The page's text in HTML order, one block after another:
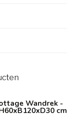
Wandrek -
cm